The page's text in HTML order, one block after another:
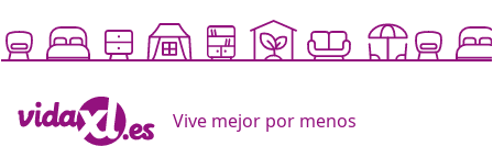
Vive mejor por menos